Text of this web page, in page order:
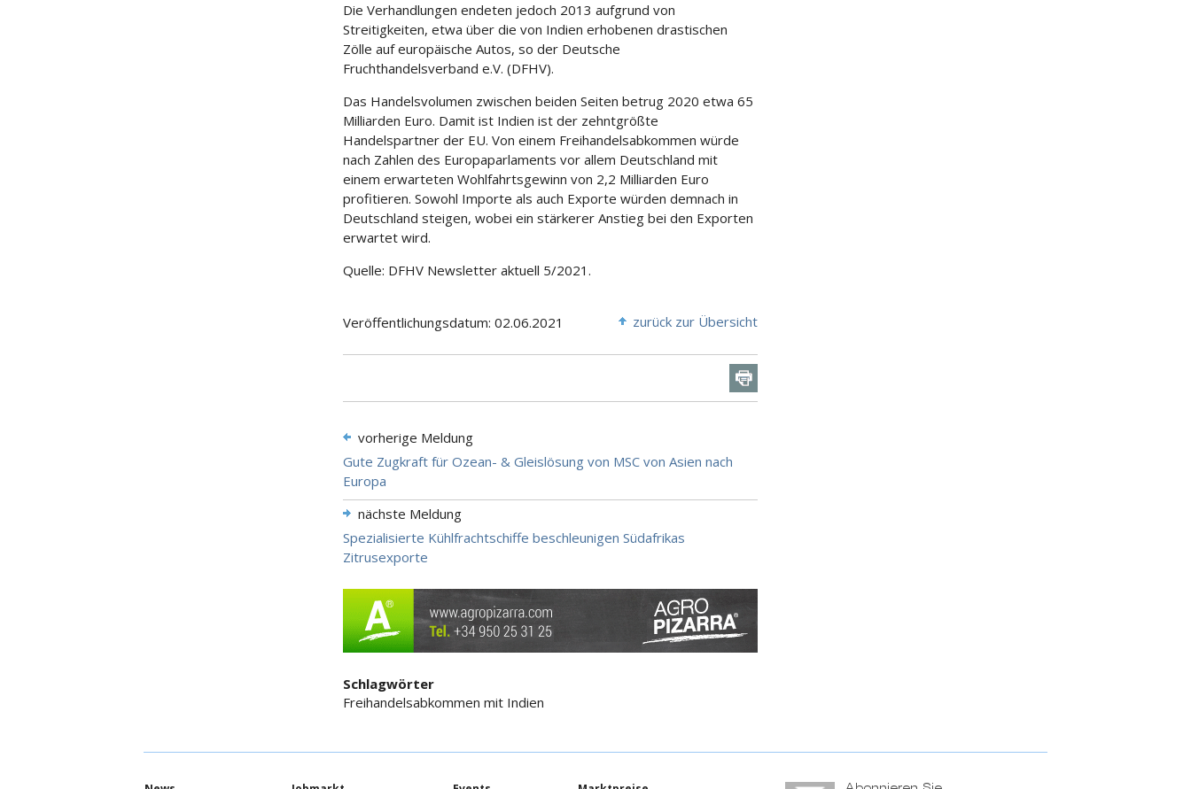
Die Verhandlungen endeten jedoch 2013 aufgrund von
Streitigkeiten, etwa über die von Indien erhobenen drastischen
Zölle auf europäische Autos, so der Deutsche
Fruchthandelsverband e.V. (DFHV).
Das Handelsvolumen zwischen beiden Seiten betrug 2020 etwa 65
Milliarden Euro. Damit ist Indien ist der zehntgrößte
Handelspartner der EU. Von einem Freihandelsabkommen würde
nach Zahlen des Europaparlaments vor allem Deutschland mit
einem erwarteten Wohlfahrtsgewinn von 2,2 Milliarden Euro
profitieren. Sowohl Importe als auch Exporte würden demnach in
Deutschland steigen, wobei ein stärkerer Anstieg bei den Exporten
erwartet wird.
Quelle: DFHV Newsletter aktuell 5/2021.
Veröffentlichungsdatum: 02.06.2021 zurück zur Übersicht
vorherige Meldung
Gute Zugkraft für Ozean- & Gleislösung von MSC von Asien nach
Europa
nächste Meldung
Spezialisierte Kühlfrachtschiffe beschleunigen Südafrikas
Zitrusexporte
Schlagwörter
Freihandelsabkommen mit Indien